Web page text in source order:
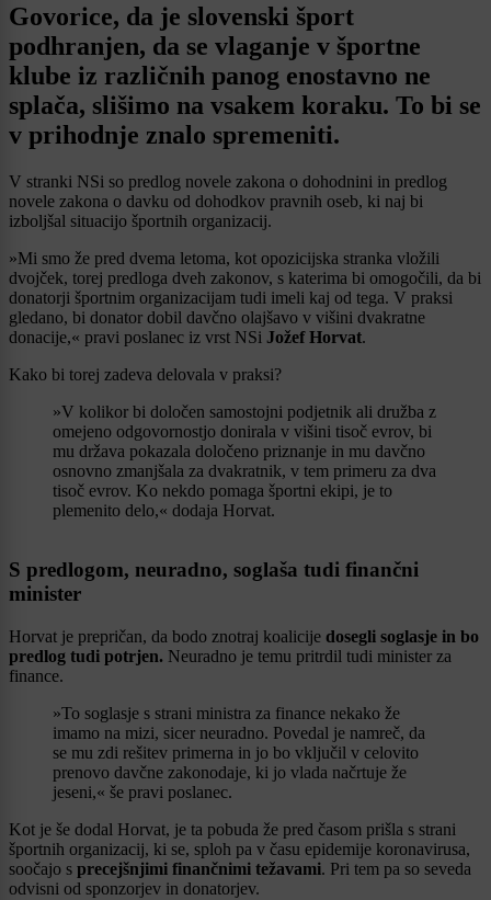
Govorice, da je slovenski šport
podhranjen, da se vlaganje v športne
klube iz različnih panog enostavno ne
splača, slišimo na vsakem koraku. To bi se
v prihodnje znalo spremeniti.
V stranki NSi so predlog novele zakona o dohodnini in predlog
novele zakona o davku od dohodkov pravnih oseb, ki naj bi
izboljšal situacijo športnih organizacij.
»Mi smo že pred dvema letoma, kot opozicijska stranka vložili
dvojček, torej predloga dveh zakonov, s katerima bi omogočili, da bi
donatorji športnim organizacijam tudi imeli kaj od tega. V praksi
gledano, bi donator dobil davčno olajšavo v višini dvakratne
donacije,« pravi poslanec iz vrst NSi Jožef Horvat.
Kako bi torej zadeva delovala v praksi?
»V kolikor bi določen samostojni podjetnik ali družba z
omejeno odgovornostjo donirala v višini tisoč evrov, bi
mu država pokazala določeno priznanje in mu davčno
osnovno zmanjšala za dvakratnik, v tem primeru za dva
tisoč evrov. Ko nekdo pomaga športni ekipi, je to
plemenito delo,« dodaja Horvat.
S predlogom, neuradno, soglaša tudi finančni
minister
Horvat je prepričan, da bodo znotraj koalicije dosegli soglasje in bo
predlog tudi potrjen. Neuradno je temu pritrdil tudi minister za
finance.
»To soglasje s strani ministra za finance nekako že
imamo na mizi, sicer neuradno. Povedal je namreč, da
se mu zdi rešitev primerna in jo bo vključil v celovito
prenovo davčne zakonodaje, ki jo vlada načrtuje že
jeseni,« še pravi poslanec.
Kot je še dodal Horvat, je ta pobuda že pred časom prišla s strani
športnih organizacij, ki se, sploh pa v času epidemije koronavirusa,
soočajo s precejšnjimi finančnimi težavami. Pri tem pa so seveda
odvisni od sponzorjev in donatorjev.